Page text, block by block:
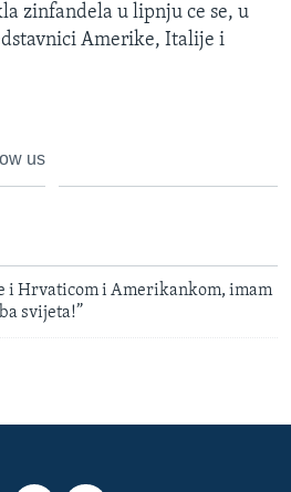
zinfandela u lipnju ce se, u
Amerike, Italije i
us
i Hrvaticom i Amerikankom, imam
svijeta!”